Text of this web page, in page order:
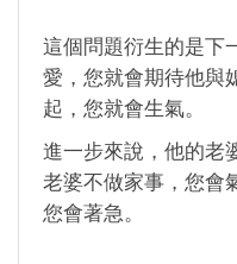
這個問題衍生的是下
愛，您就會期待他與
起，您就會生氣。
進一步來說，他的老
老婆不做家事，您會
您會著急。